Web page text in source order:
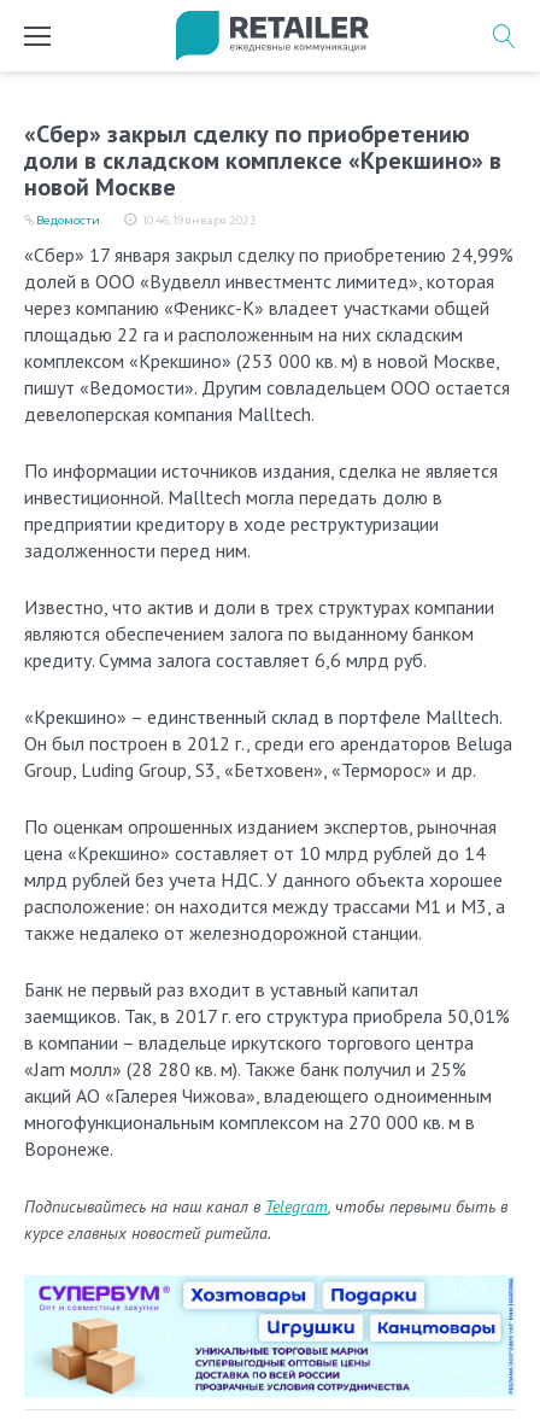
«Сбер» закрыл сделку по приобретению
доли в складском комплексе «Крекшино» в
новой Москве
10:46, 19 января 2023
Ведомости
«Сбер» 17 января закрыл сделку по приобретению 24,99%
долей в ООО «Вудвелл инвестментс лимитед», которая
через компанию «Феникс-К» владеет участками общей
площадью 22 га и расположенным на них складским
комплексом «Крекшино» (253 000 кв. м) в новой Москве,
пишут «Ведомости». Другим совладельцем ООО остается
девелоперская компания Malltech.
По информации источников издания, сделка не является
инвестиционной. Malltech могла передать долю в
предприятии кредитору в ходе реструктуризации
задолженности перед ним.
Известно, что актив и доли в трех структурах компании
являются обеспечением залога по выданному банком
кредиту. Сумма залога составляет 6,6 млрд руб.
«Крекшино» – единственный склад в портфеле Malltech.
Он был построен в 2012 г., среди его арендаторов Beluga
Group, Luding Group, S3, «Бетховен», «Терморос» и др.
По оценкам опрошенных изданием экспертов, рыночная
цена «Крекшино» составляет от 10 млрд рублей до 14
млрд рублей без учета НДС. У данного объекта хорошее
расположение: он находится между трассами М1 и М3, а
также недалеко от железнодорожной станции.
Банк не первый раз входит в уставный капитал
заемщиков. Так, в 2017 г. его структура приобрела 50,01%
в компании – владельце иркутского торгового центра
«Jam молл» (28 280 кв. м). Также банк получил и 25%
акций АО «Галерея Чижова», владеющего одноименным
многофункциональным комплексом на 270 000 кв. м в
Воронеже.
Подписывайтесь на наш канал в Telegram, чтобы первыми быть в
курсе главных новостей ритейла.